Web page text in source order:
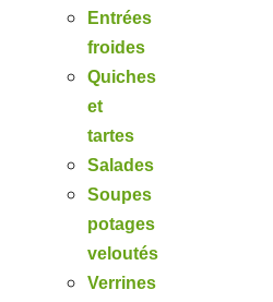
Entrées
froides
Quiches
et
tartes
Salades
Soupes
potages
veloutés
Verrines